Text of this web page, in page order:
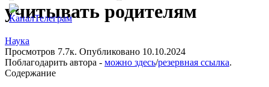
учитывать родителям
Наука
Просмотров 7.7к. Опубликовано 10.10.2024
Поблагодарить автора - можно здесь/резервная ссылка.
Содержание